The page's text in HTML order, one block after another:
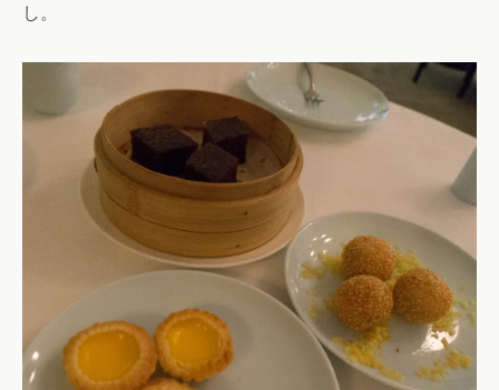
し。